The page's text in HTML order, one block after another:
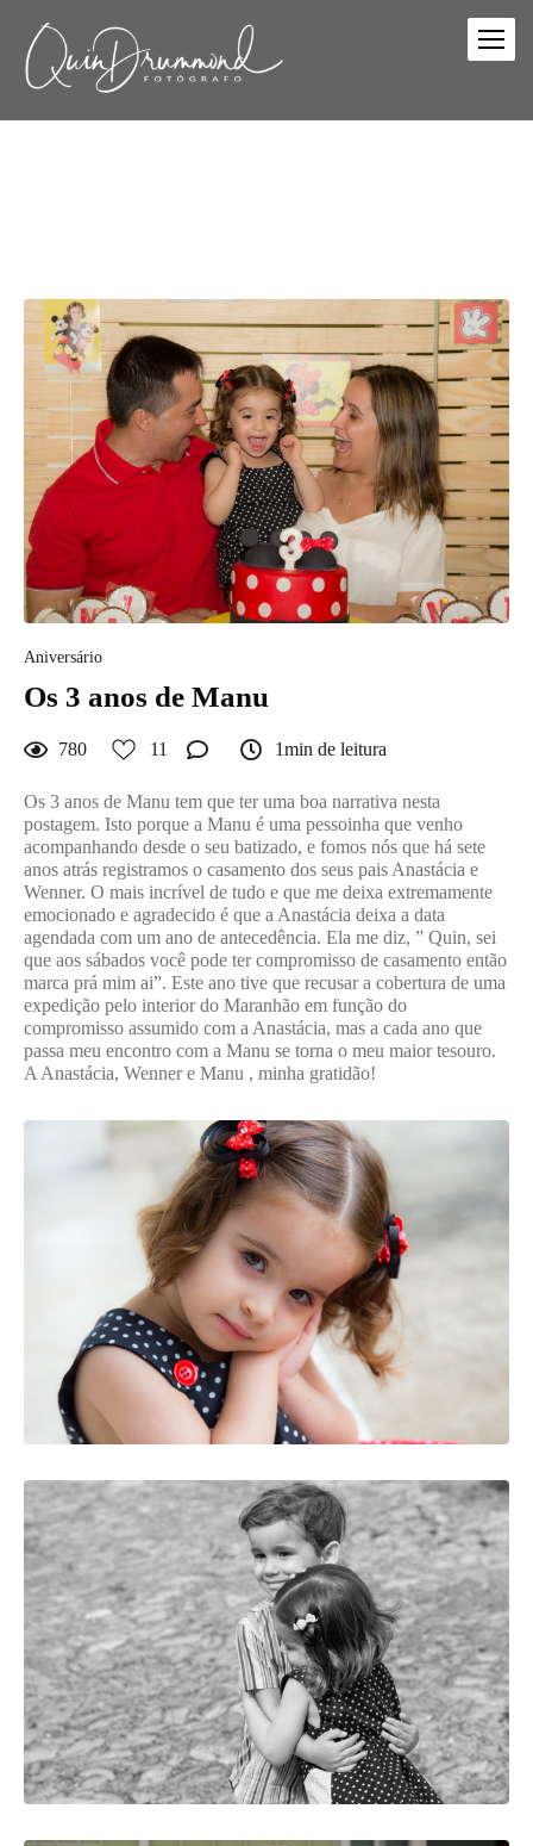
Aniversário
Os 3 anos de Manu
780 11 1min de leitura
Os 3 anos de Manu tem que ter uma boa narrativa nesta
postagem. Isto porque a Manu é uma pessoinha que venho
acompanhando desde o seu batizado, e fomos nós que há sete
anos atrás registramos o casamento dos seus pais Anastácia e
Wenner. O mais incrível de tudo e que me deixa extremamente
emocionado e agradecido é que a Anastácia deixa a data
agendada com um ano de antecedência. Ela me diz, ” Quin, sei
que aos sábados você pode ter compromisso de casamento então
marca prá mim ai”. Este ano tive que recusar a cobertura de uma
expedição pelo interior do Maranhão em função do
compromisso assumido com a Anastácia, mas a cada ano que
passa meu encontro com a Manu se torna o meu maior tesouro.
A Anastácia, Wenner e Manu , minha gratidão!